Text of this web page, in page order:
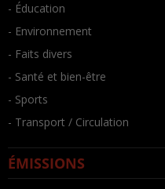
- Éducation
- Environnement
- Faits divers
- Santé et bien-être
- Sports
- Transport / Circulation
ÉMISSIONS